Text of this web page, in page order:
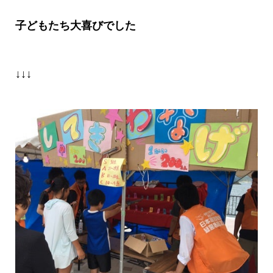
子どもたち大喜びでした
↓↓↓